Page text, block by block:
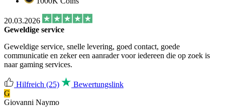
20.03.2026
Geweldige service
Geweldige service, snelle levering, goed contact, goede
communicatie en zeker een aanrader voor iedereen die op zoek is
naar gaming services.
Hilfreich (25)
Bewertungslink
G
Giovanni Naymo